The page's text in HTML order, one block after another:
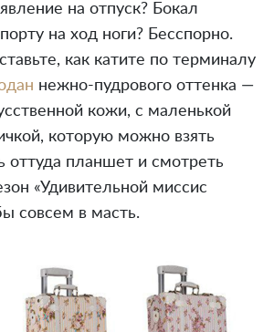
на отпуск? Бокал
на ход ноги? Бесспорно.
как катите по терминалу
нежно-пудрового оттенка —
кожи, с маленькой
которую можно взять
оттуда планшет и смотреть
«Удивительной миссис
совсем в масть.